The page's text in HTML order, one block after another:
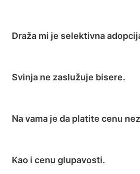
Draža mi je selektivna
Svinja ne zaslužuje bisere.
Na vama je da platite cenu
Kao i cenu glupavosti.